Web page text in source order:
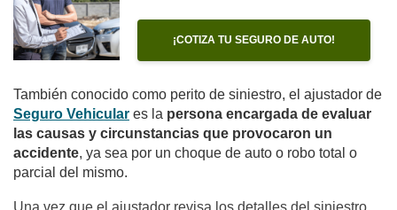
¡COTIZA TU SEGURO DE AUTO!
También conocido como perito de siniestro, el ajustador de
Seguro Vehicular es la persona encargada de evaluar
las causas y circunstancias que provocaron un
accidente, ya sea por un choque de auto o robo total o
parcial del mismo.
Una vez que el ajustador revisa los detalles del siniestro,